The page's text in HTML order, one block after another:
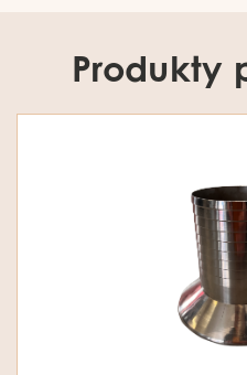
Produkty